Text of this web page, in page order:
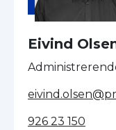
Eivind
926 23 150